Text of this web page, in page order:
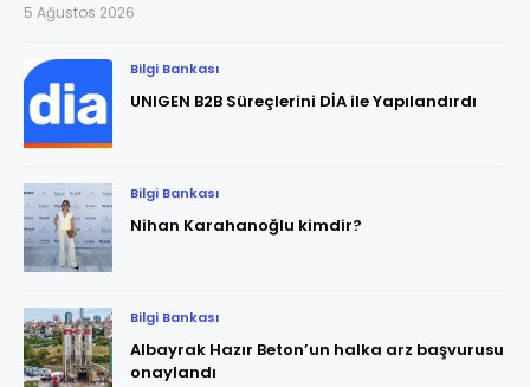
5 Ağustos 2026
Bilgi Bankası
UNIGEN B2B Süreçlerini DİA ile Yapılandırdı
Bilgi Bankası
Nihan Karahanoğlu kimdir?
Bilgi Bankası
Albayrak Hazır Beton’un halka arz başvurusu
onaylandı